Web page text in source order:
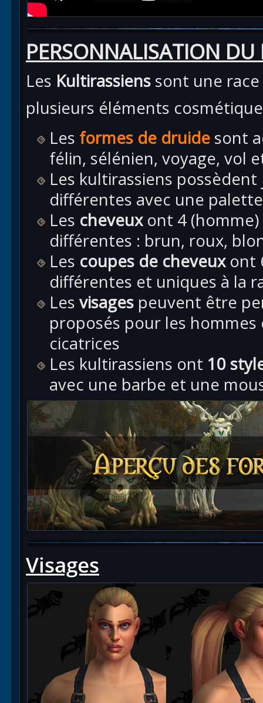
PERSONNALISATION DU
Les Kultirassiens sont une
plusieurs éléments
Les formes de druide sont
félin, sélénien, voyage, vol
Les kultirassiens
différentes avec une
Les cheveuxont 4
différentes : brun, roux,
Les coupes de cheveuxont
différentes et uniques à la
Les visages peuvent être
proposés pour les
cicatrices
Les kultirassiens ont 10
avec une barbe et une
Visages